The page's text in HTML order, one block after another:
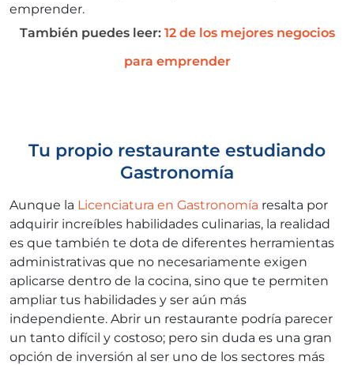
emprender.
También puedes leer: 12 de los mejores negocios
para emprender
Tu propio restaurante estudiando
Gastronomía
Aunque la Licenciatura en Gastronomía resalta por
adquirir increíbles habilidades culinarias, la realidad
es que también te dota de diferentes herramientas
administrativas que no necesariamente exigen
aplicarse dentro de la cocina, sino que te permiten
ampliar tus habilidades y ser aún más
independiente. Abrir un restaurante podría parecer
un tanto difícil y costoso; pero sin duda es una gran
opción de inversión al ser uno de los sectores más